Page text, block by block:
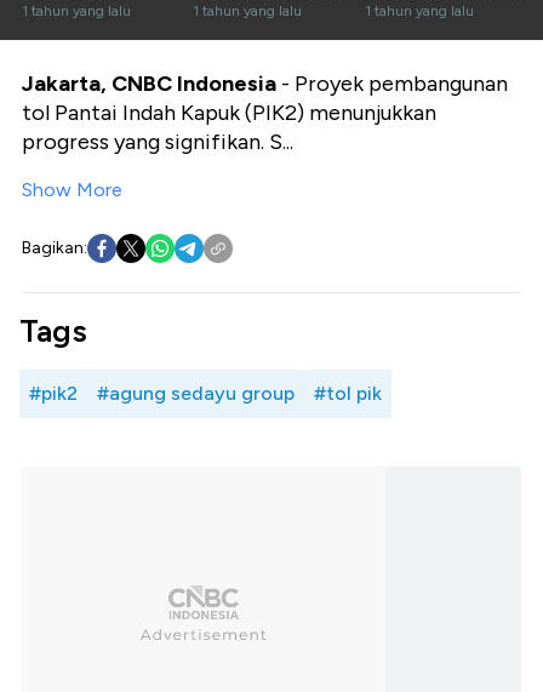
Bersama
1 tahun yang lalu
Warga Sekitar
1 tahun yang lalu
& Agama
1 tahun yang lalu
Jakarta, CNBC Indonesia - Proyek pembangunan
tol Pantai Indah Kapuk (PIK2) menunjukkan
progress yang signifikan. S...
Show More
Bagikan:
Tags
#pik2 #agung sedayu group #tol pik